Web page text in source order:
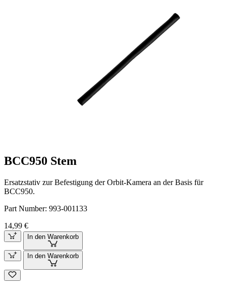
BCC950 Stem
Ersatzstativ zur Befestigung der Orbit-Kamera an der Basis für
BCC950.
Part Number: 993-001133
14,99 €
In den Warenkorb
In den Warenkorb